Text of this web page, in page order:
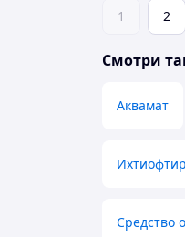
1 2
Смотри
Аквамат
Средство